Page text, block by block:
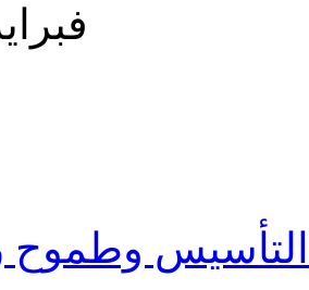
25 فبراير
وطموح رؤية